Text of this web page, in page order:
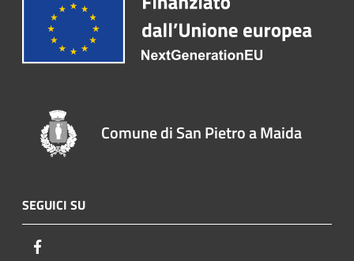
Comune di San Pietro a Maida
SEGUICI SU